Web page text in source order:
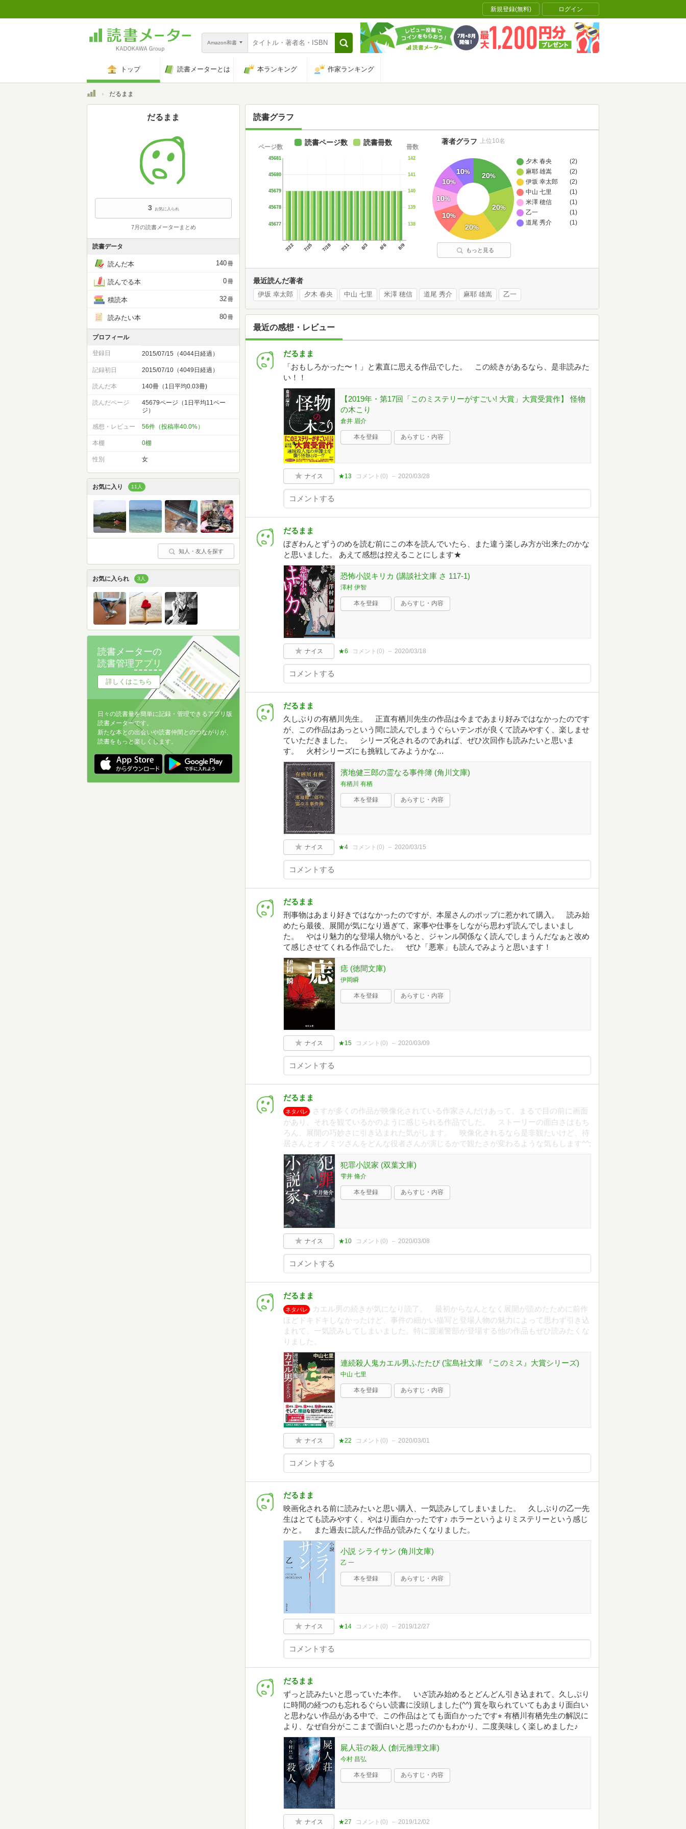
新規登録(無料) ログイン
Amazon和書
トップ 読書メーターとは 本ランキング 作家ランキング
トップだるまま
読書グラフ
7/22 7/25 7/28 7/31 8/3 8/6 8/9
45677
45678
45679
45680
45681
ページ数
138
139
140
141
142
冊数
読書ページ数 読書冊数
夕木 春央
(2)
麻耶 雄嵩
(2)
伊坂 幸太郎
(2)
中山 七里
(1)
米澤 穂信
(1)
乙一
(1)
道尾 秀介
(1)
20%
20%
20%
10%
10%
10%
10%
著者グラフ 上位10名
もっと見る
最近読んだ著者
伊坂 幸太郎 夕木 春央 中山 七里 米澤 穂信 道尾 秀介 麻耶 雄嵩 乙一
最近の感想・レビュー
だるまま
「おもしろかった〜！」と素直に思える作品でした。 この続きがあるなら、是非読みた
い！！
【2019年・第17回「このミステリーがすごい! 大賞」大賞受賞作】 怪物
の木こり
倉井 眉介
本を登録 あらすじ・内容
ナイス ★13 コメント(0) 2020/03/28
だるまま
ぼぎわんとずうのめを読む前にこの本を読んでいたら、また違う楽しみ方が出来たのかな
と思いました。 あえて感想は控えることにします★
恐怖小説キリカ (講談社文庫 さ 117-1)
澤村 伊智
本を登録 あらすじ・内容
ナイス ★6 コメント(0) 2020/03/18
だるまま
久しぶりの有栖川先生。 正直有栖川先生の作品は今まであまり好みではなかったのです
が、この作品はあっという間に読んでしまうぐらいテンポが良くて読みやすく、楽しませ
ていただきました。 シリーズ化されるのであれば、ぜひ次回作も読みたいと思いま
す。 火村シリーズにも挑戦してみようかな…
濱地健三郎の霊なる事件簿 (角川文庫)
有栖川 有栖
本を登録 あらすじ・内容
ナイス ★4 コメント(0) 2020/03/15
だるまま
刑事物はあまり好きではなかったのですが、本屋さんのポップに惹かれて購入。 読み始
めたら最後、展開が気になり過ぎて、家事や仕事をしながら思わず読んでしまいまし
た。 やはり魅力的な登場人物がいると、ジャンル関係なく読んでしまうんだなぁと改め
て感じさせてくれる作品でした。 ぜひ「悪寒」も読んでみようと思います！
痣 (徳間文庫)
伊岡瞬
本を登録 あらすじ・内容
ナイス ★15 コメント(0) 2020/03/09
だるまま
ネタバレ
さすが多くの作品が映像化されている作家さんだけあって、まるで目の前に画面
があり、それを観ているかのように感じられる作品でした。 ストーリーの面白さはもち
ろん、展開の巧妙さに引き込まれた気がします。 映像化されるなら是非観たいけど、待
居さんとオノミツさんをどんな役者さんが演じるかで観たさが変わるような気もします^^;
犯罪小説家 (双葉文庫)
雫井 脩介
本を登録 あらすじ・内容
ナイス ★10 コメント(0) 2020/03/08
だるまま
ネタバレ
カエル男の続きが気になり読了。 最初からなんとなく展開が読めたために前作
ほどドキドキしなかったけど、事件の細かい描写と登場人物の魅力によって思わず引き込
まれて、一気読みしてしまいました。特に渡瀬警部が登場する他の作品もぜひ読みたくな
りました。
連続殺人鬼カエル男ふたたび (宝島社文庫 『このミス』大賞シリーズ)
中山 七里
本を登録 あらすじ・内容
ナイス ★22 コメント(0) 2020/03/01
だるまま
映画化される前に読みたいと思い購入、一気読みしてしまいました。 久しぶりの乙一先
生はとても読みやすく、やはり面白かったです♪ ホラーというよりミステリーという感じ
かと。 また過去に読んだ作品が読みたくなりました。
小説 シライサン (角川文庫)
乙 一
本を登録 あらすじ・内容
ナイス ★14 コメント(0) 2019/12/27
だるまま
ずっと読みたいと思っていた本作。 いざ読み始めるとどんどん引き込まれて、久しぶり
に時間の経つのも忘れるぐらい読書に没頭しました(^^) 賞を取られていてもあまり面白い
と思わない作品がある中で、この作品はとても面白かったです⭐︎ 有栖川有栖先生の解説に
より、なぜ自分がここまで面白いと思ったのかもわかり、二度美味しく楽しめました♪
屍人荘の殺人 (創元推理文庫)
今村 昌弘
本を登録 あらすじ・内容
ナイス ★27 コメント(0) 2019/12/02
だるまま
3 お気に入られ
7月の読書メーターまとめ
読書データ
読んだ本 140冊
読んでる本 0冊
積読本 32冊
読みたい本 80冊
プロフィール
登録日 2015/07/15（4044日経過）
記録初日 2015/07/10（4049日経過）
読んだ本 140冊（1日平均0.03冊)
読んだページ
45679ページ（1日平均11ペー
ジ）
感想・レビュー 56件（投稿率40.0%）
本棚 0棚
性別 女
お気に入り 11人
知人・友人を探す
お気に入られ 3人
読書メーターの
読書管理アプリ
詳しくはこちら
日々の読書量を簡単に記録・管理できるアプリ版
読書メーターです。
新たな本との出会いや読書仲間とのつながりが、
読書をもっと楽しくします。